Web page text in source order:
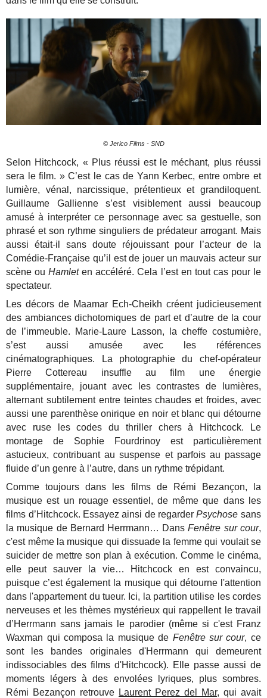
© Jerico Films - SND
Selon Hitchcock, « Plus réussi est le méchant, plus réussi
sera le film. » C’est le cas de Yann Kerbec, entre ombre et
lumière, vénal, narcissique, prétentieux et grandiloquent.
Guillaume Gallienne s’est visiblement aussi beaucoup
amusé à interpréter ce personnage avec sa gestuelle, son
phrasé et son rythme singuliers de prédateur arrogant. Mais
aussi était-il sans doute réjouissant pour l’acteur de la
Comédie-Française qu’il est de jouer un mauvais acteur sur
scène ouHamleten accéléré. Cela l’est en tout cas pour le
spectateur.
Les décors de Maamar Ech-Cheikh créent judicieusement
des ambiances dichotomiques de part et d’autre de la cour
de l’immeuble. Marie-Laure Lasson, la cheffe costumière,
s’est aussi amusée avec les références
cinématographiques. La photographie du chef-opérateur
Pierre Cottereau insuffle au film une énergie
supplémentaire, jouant avec les contrastes de lumières,
alternant subtilement entre teintes chaudes et froides, avec
aussi une parenthèse onirique en noir et blanc qui détourne
avec ruse les codes du thriller chers à Hitchcock. Le
montage de Sophie Fourdrinoy est particulièrement
astucieux, contribuant au suspense et parfois au passage
fluide d’un genre à l’autre, dans un rythme trépidant.
Comme toujours dans les films de Rémi Bezançon, la
musique est un rouage essentiel, de même que dans les
films d’Hitchcock. Essayez ainsi de regarderPsychose sans
la musique de Bernard Herrmann… DansFenêtre sur cour,
c'est même la musique qui dissuade la femme qui voulait se
suicider de mettre son plan à exécution. Comme le cinéma,
elle peut sauver la vie… Hitchcock en est convaincu,
puisque c’est également la musique qui détourne l'attention
dans l'appartement du tueur. Ici, la partition utilise les cordes
nerveuses et les thèmes mystérieux qui rappellent le travail
d’Herrmann sans jamais le parodier (même si c'est Franz
Waxman qui composa la musique de Fenêtre sur cour, ce
sont les bandes originales d'Herrmann qui demeurent
indissociables des films d'Hitchcock). Elle passe aussi de
moments légers à des envolées lyriques, plus sombres.
Rémi Bezançon retrouve Laurent Perez del Mar, qui avait